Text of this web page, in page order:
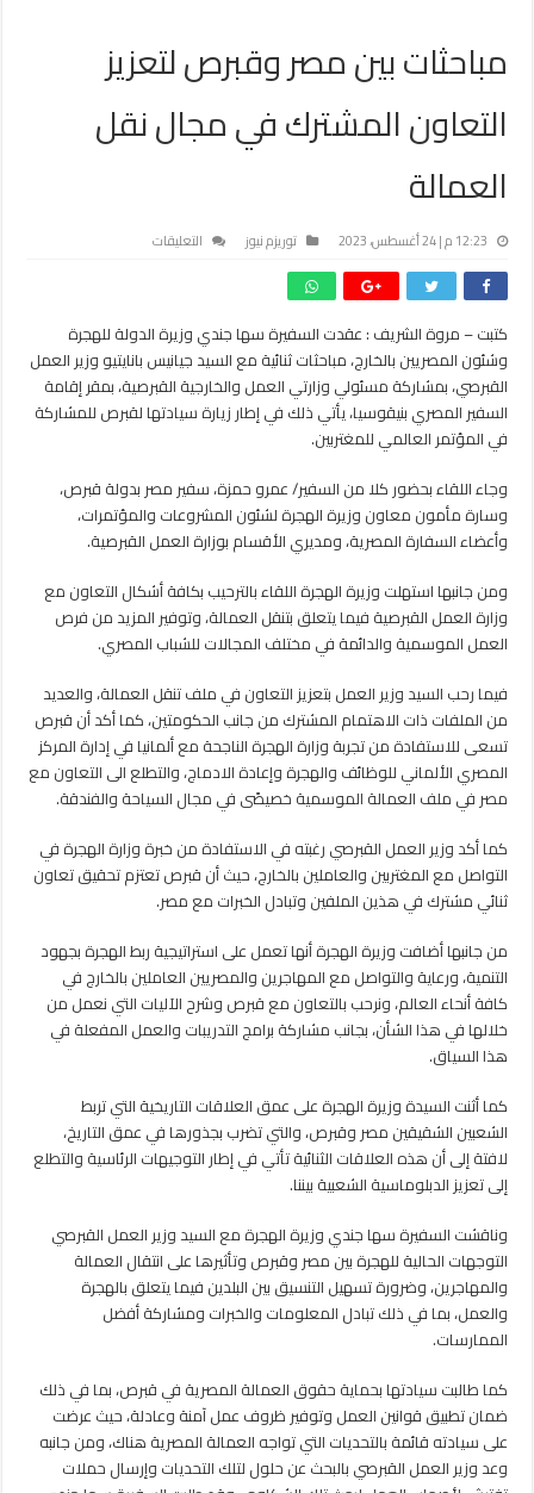
مباحثات بين مصر وقبرص لتعزيز
التعاون المشترك في مجال نقل
العمالة
12:23 م | 24 أغسطس، 2023 توريزم نيوز التعليقات
وقبرص
لتعزيز
التعاون
المشترك
العمالة
مغلقة
كتبت – مروة الشريف : عقدت السفيرة سها جندي وزيرة الدولة للهجرة
وشئون المصريين بالخارج، مباحثات ثنائية مع السيد جيانيس بانايتيو وزير العمل
القبرصي، بمشاركة مسئولي وزارتي العمل والخارجية القبرصية، بمقر إقامة
السفير المصري بنيقوسيا، يأتي ذلك في إطار زيارة سيادتها لقبرص للمشاركة
في المؤتمر العالمي للمغتربين.
وجاء اللقاء بحضور كلا من السفير/ عمرو حمزة، سفير مصر بدولة قبرص،
وسارة مأمون معاون وزيرة الهجرة لشئون المشروعات والمؤتمرات،
وأعضاء السفارة المصرية، ومديري الأقسام بوزارة العمل القبرصية.
ومن جانبها استهلت وزيرة الهجرة اللقاء بالترحيب بكافة أشكال التعاون مع
وزارة العمل القبرصية فيما يتعلق بتنقل العمالة، وتوفير المزيد من فرص
العمل الموسمية والدائمة في مختلف المجالات للشباب المصري.
فيما رحب السيد وزير العمل بتعزيز التعاون في ملف تنقل العمالة، والعديد
من الملفات ذات الاهتمام المشترك من جانب الحكومتين، كما أكد أن قبرص
تسعى للاستفادة من تجربة وزارة الهجرة الناجحة مع ألمانيا في إدارة المركز
المصري الألماني للوظائف والهجرة وإعادة الادماج، والتطلع الى التعاون مع
مصر في ملف العمالة الموسمية خصيصًى في مجال السياحة والفندقة.
كما أكد وزير العمل القبرصي رغبته في الاستفادة من خبرة وزارة الهجرة في
التواصل مع المغتربين والعاملين بالخارج، حيث أن قبرص تعتزم تحقيق تعاون
ثنائي مشترك في هذين الملفين وتبادل الخبرات مع مصر.
من جانبها أضافت وزيرة الهجرة أنها تعمل على استراتيجية ربط الهجرة بجهود
التنمية، ورعاية والتواصل مع المهاجرين والمصريين العاملين بالخارج في
كافة أنحاء العالم، ونرحب بالتعاون مع قبرص وشرح الآليات التي نعمل من
خلالها في هذا الشأن، بجانب مشاركة برامج التدريبات والعمل المفعلة في
هذا السياق.
كما أثنت السيدة وزيرة الهجرة على عمق العلاقات التاريخية التي تربط
الشعبين الشقيقين مصر وقبرص، والتي تضرب بجذورها في عمق التاريخ،
لافتة إلى أن هذه العلاقات الثنائية تأتي في إطار التوجيهات الرئاسية والتطلع
إلى تعزيز الدبلوماسية الشعبية بيننا.
وناقشت السفيرة سها جندي وزيرة الهجرة مع السيد وزير العمل القبرصي
التوجهات الحالية للهجرة بين مصر وقبرص وتأثيرها على انتقال العمالة
والمهاجرين، وضرورة تسهيل التنسيق بين البلدين فيما يتعلق بالهجرة
والعمل، بما في ذلك تبادل المعلومات والخبرات ومشاركة أفضل
الممارسات.
كما طالبت سيادتها بحماية حقوق العمالة المصرية في قبرص، بما في ذلك
ضمان تطبيق قوانين العمل وتوفير ظروف عمل آمنة وعادلة، حيث عرضت
على سيادته قائمة بالتحديات التي تواجه العمالة المصرية هناك، ومن جانبه
وعد وزير العمل القبرصي بالبحث عن حلول لتلك التحديات وإرسال حملات